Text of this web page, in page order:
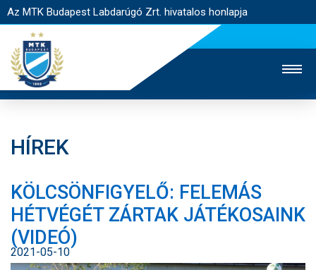
Az MTK Budapest Labdarúgó Zrt. hivatalos honlapja
JEGYÉRTÉKESÍTÉS
WEBSHOP
STADION
EGYESÜLET
KAPCSOLAT
NYITÓLAP
HÍREK
KÖLCSÖNFIGYELŐ: FELEMÁS
HÉTVÉGÉT ZÁRTAK JÁTÉKOSAINK
(VIDEÓ)
2021-05-10